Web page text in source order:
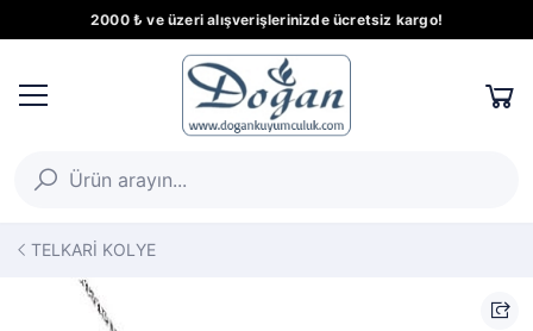
2000 ₺ ve üzeri alışverişlerinizde ücretsiz kargo!
TELKARİ KOLYE